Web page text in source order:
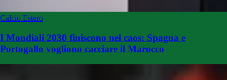
Calcio Estero
I Mondiali 2030 finiscono nel caos: Spagna e
Portogallo vogliono cacciare il Marocco